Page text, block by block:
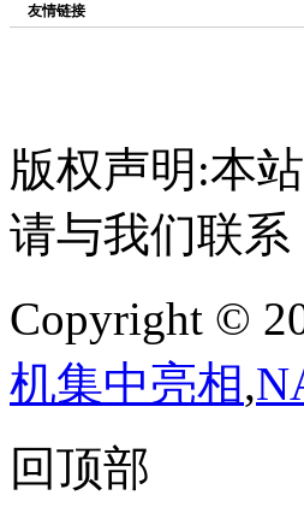
友情链接
版权声明:本
请与我们联
Copyright ©
机集中亮相,
回顶部